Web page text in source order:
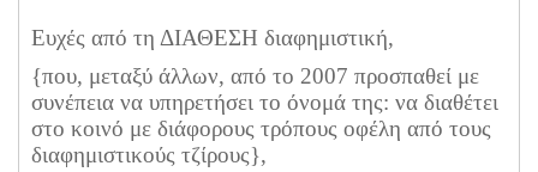
Ευχές από τη ΔΙΑΘΕΣΗ διαφημιστική,
{που, μεταξύ άλλων, από το 2007 προσπαθεί με
συνέπεια να υπηρετήσει το όνομά της: να διαθέτει
στο κοινό με διάφορους τρόπους οφέλη από τους
διαφημιστικούς τζίρους},